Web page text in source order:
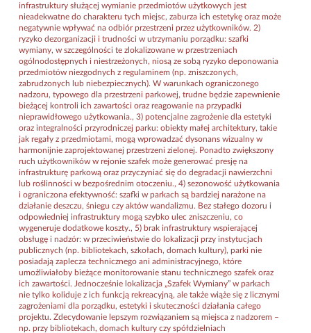
infrastruktury służącej wymianie przedmiotów użytkowych jest
nieadekwatne do charakteru tych miejsc, zaburza ich estetykę oraz może
negatywnie wpływać na odbiór przestrzeni przez użytkowników. 2)
ryzyko dezorganizacji i trudności w utrzymaniu porządku: szafki
wymiany, w szczególności te zlokalizowane w przestrzeniach
ogólnodostępnych i niestrzeżonych, niosą ze sobą ryzyko deponowania
przedmiotów niezgodnych z regulaminem (np. zniszczonych,
zabrudzonych lub niebezpiecznych). W warunkach ograniczonego
nadzoru, typowego dla przestrzeni parkowej, trudne będzie zapewnienie
bieżącej kontroli ich zawartości oraz reagowanie na przypadki
nieprawidłowego użytkowania., 3) potencjalne zagrożenie dla estetyki
oraz integralności przyrodniczej parku: obiekty małej architektury, takie
jak regały z przedmiotami, mogą wprowadzać dysonans wizualny w
harmonijnie zaprojektowanej przestrzeni zielonej. Ponadto zwiększony
ruch użytkowników w rejonie szafek może generować presję na
infrastrukturę parkową oraz przyczyniać się do degradacji nawierzchni
lub roślinności w bezpośrednim otoczeniu., 4) sezonowość użytkowania
i ograniczona efektywność: szafki w parkach są bardziej narażone na
działanie deszczu, śniegu czy aktów wandalizmu. Bez stałego dozoru i
odpowiedniej infrastruktury mogą szybko ulec zniszczeniu, co
wygeneruje dodatkowe koszty., 5) brak infrastruktury wspierającej
obsługę i nadzór: w przeciwieństwie do lokalizacji przy instytucjach
publicznych (np. bibliotekach, szkołach, domach kultury), parki nie
posiadają zaplecza technicznego ani administracyjnego, które
umożliwiałoby bieżące monitorowanie stanu technicznego szafek oraz
ich zawartości. Jednocześnie lokalizacja „Szafek Wymiany” w parkach
nie tylko koliduje z ich funkcją rekreacyjną, ale także wiąże się z licznymi
zagrożeniami dla porządku, estetyki i skuteczności działania całego
projektu. Zdecydowanie lepszym rozwiązaniem są miejsca z nadzorem –
np. przy bibliotekach, domach kultury czy spółdzielniach